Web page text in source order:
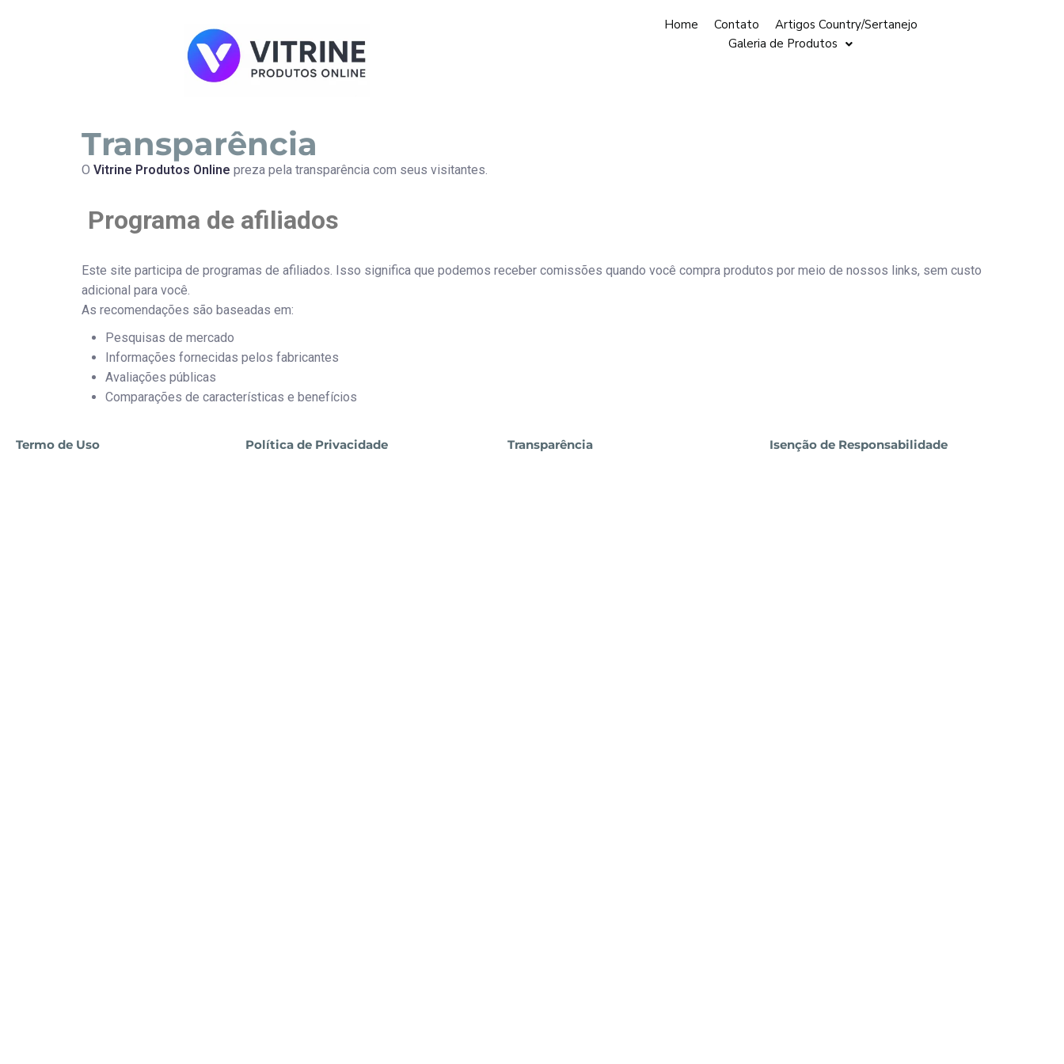
Home Contato
Artigos Country/Sertanejo
Galeria de Produtos
Transparência
O Vitrine Produtos Online preza pela transparência com seus visitantes.
Programa de afiliados
Este site participa de programas de afiliados. Isso significa que podemos receber comissões quando você compra produtos por meio de nossos links, sem custo
adicional para você.
As recomendações são baseadas em:
Pesquisas de mercado
Informações fornecidas pelos fabricantes
Avaliações públicas
Comparações de características e benefícios
Termo de Uso Política de Privacidade Transparência Isenção de Responsabilidade